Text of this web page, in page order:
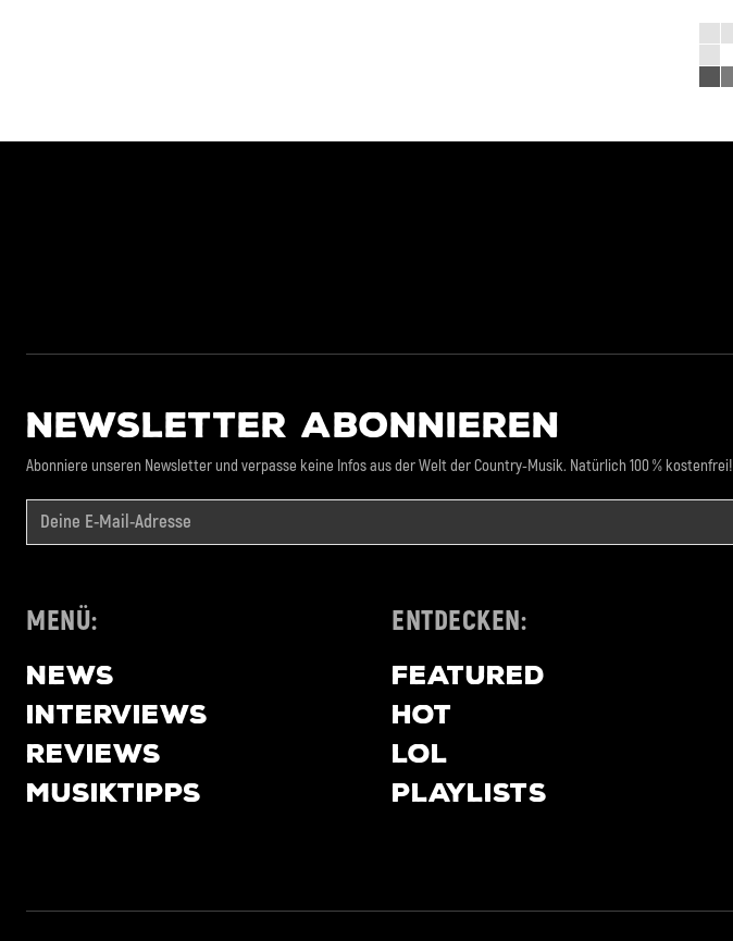
NEWSLETTER ABONNIEREN
Abonniere unseren Newsletter und verpasse keine Infos aus der Welt der Country-Musik. Natürlich 100 % kostenfrei!
MENÜ:
NEWS
INTERVIEWS
REVIEWS
MUSIKTIPPS
ENTDECKEN:
FEATURED
HOT
LOL
PLAYLISTS